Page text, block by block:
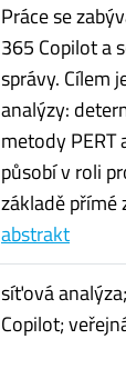
Práce se
365 Copilot a
správy. Cílem
analýzy:
metody PERT
působí v roli
základě přímé
abstrakt
síťová
Copilot;